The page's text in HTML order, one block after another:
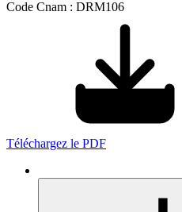
Code Cnam : DRM106
Téléchargez le PDF